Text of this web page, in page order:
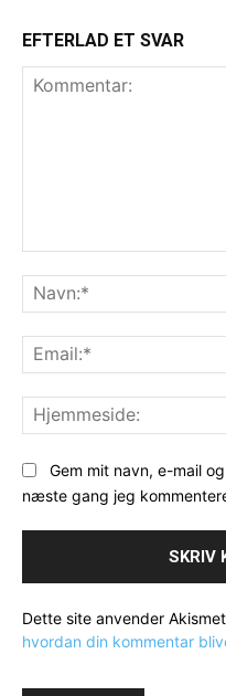
EFTERLAD ET SVAR
Gem mit navn, e-mail
næste gang jeg
Dette site anvender
hvordan din kommentar